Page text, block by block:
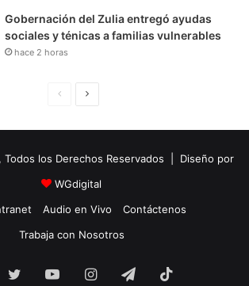
Gobernación del Zulia entregó ayudas
sociales y ténicas a familias vulnerables
hace 2 horas
i
n
a
u
i
e
e
los Derechos Reservados | Diseño por
WGdigital
Audio en Vivo
Contáctenos
Trabaja con Nosotros
Twitter YouTubeInstagramTelegram